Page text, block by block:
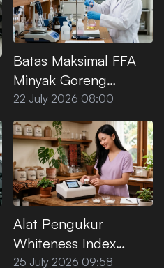
Batas Maksimal FFA
Minyak Goreng
Premium Menurut SNI
22 July 2026 08:00
Alat Pengukur
Whiteness Index
Tepung Kanji Premium
25 July 2026 09:58